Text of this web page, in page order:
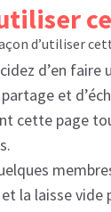
d’utiliser
d’en faire
et
cette page
la laisse vide